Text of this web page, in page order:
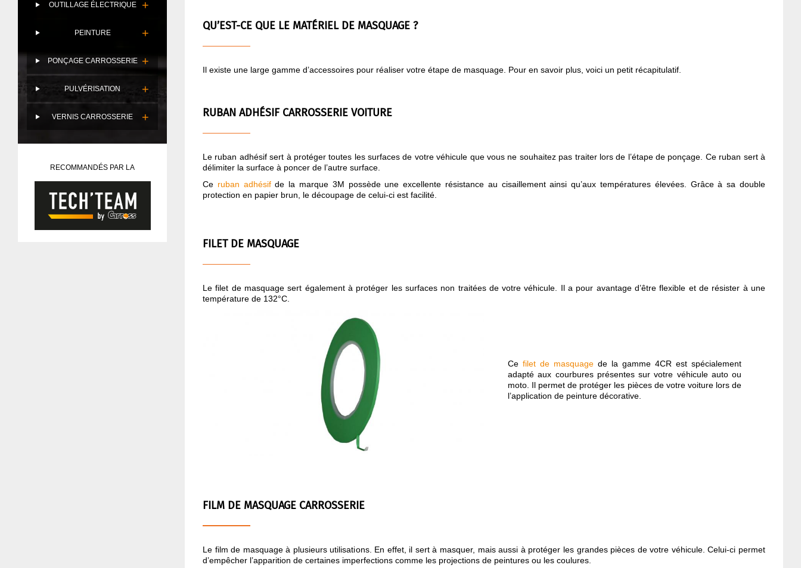
OUTILLAGE ÉLECTRIQUE
PEINTURE
PONÇAGE CARROSSERIE
PULVÉRISATION
VERNIS CARROSSERIE
QU’EST-CE QUE LE MATÉRIEL DE MASQUAGE ?
Il existe une large gamme d’accessoires pour réaliser votre étape de masquage. Pour en savoir plus, voici un petit récapitulatif.
RUBAN ADHÉSIF CARROSSERIE VOITURE
Le ruban adhésif sert à protéger toutes les surfaces de votre véhicule que vous ne souhaitez pas traiter lors de l’étape de ponçage. Ce ruban sert à
délimiter la surface à poncer de l’autre surface.
Ce ruban adhésifde la marque 3M possède une excellente résistance au cisaillement ainsi qu’aux températures élevées. Grâce à sa double
protection en papier brun, le découpage de celui-ci est facilité.
FILET DE MASQUAGE
Le filet de masquage sert également à protéger les surfaces non traitées de votre véhicule. Il a pour avantage d’être flexible et de résister à une
température de 132°C.
Ce filet de masquage de la gamme 4CR est spécialement
adapté aux courbures présentes sur votre véhicule auto ou
moto. Il permet de protéger les pièces de votre voiture lors de
l’application de peinture décorative.
FILM DE MASQUAGE CARROSSERIE
Le film de masquage à plusieurs utilisations. En effet, il sert à masquer, mais aussi à protéger les grandes pièces de votre véhicule. Celui-ci permet
d’empêcher l’apparition de certaines imperfections comme les projections de peintures ou les coulures.
RECOMMANDÉS PAR LA